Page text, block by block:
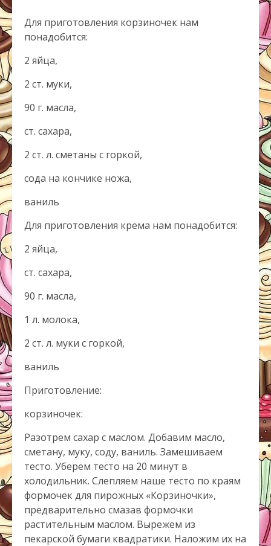
Для приготовления корзиночек нам
понадобится:
2 яйца,
2 ст. муки,
90 г. масла,
ст. сахара,
2 ст. л. сметаны с горкой,
сода на кончике ножа,
ваниль
Для приготовления крема нам понадобится:
2 яйца,
ст. сахара,
90 г. масла,
1 л. молока,
2 ст. л. муки с горкой,
ваниль
Приготовление:
корзиночек:
Разотрем сахар с маслом. Добавим масло,
сметану, муку, соду, ваниль. Замешиваем
тесто. Уберем тесто на 20 минут в
холодильник. Слепляем наше тесто по краям
формочек для пирожных «Корзиночки»,
предварительно смазав формочки
растительным маслом. Вырежем из
пекарской бумаги квадратики. Наложим их на